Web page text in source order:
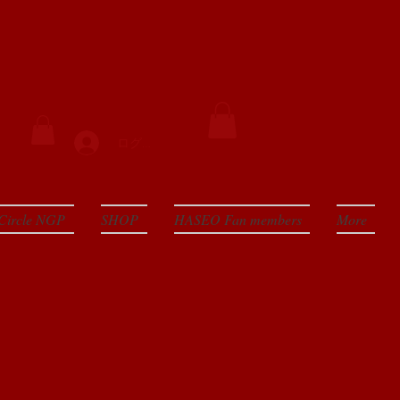
NGP SHOP HASEO Fan members More